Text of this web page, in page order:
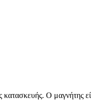
Ο μαγνήτης